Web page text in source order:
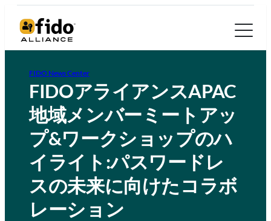
FIDO News Center
FIDOアライアンスAPAC
地域メンバーミートアッ
プ&ワークショップのハ
イライト:パスワードレ
スの未来に向けたコラボ
レーション